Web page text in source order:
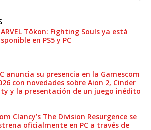
Tōkon: Fighting Souls ya está
en PS5 y PC
anuncia su presencia en la Gamescom
con novedades sobre Aion 2, Cinder
y la presentación de un juego inédito
Clancy’s The Division Resurgence se
oficialmente en PC a través de